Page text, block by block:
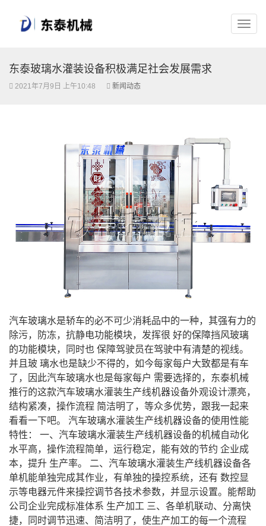
东泰玻璃水灌装设备积极满足社会发展需求
2021年7月9日 上午10:48 新闻动态
汽车玻璃水是轿车的必不可少消耗品中的一种，其强有力的
除污，防冻，抗静电功能模块，发挥很 好的保障挡风玻璃
的功能模块，同时也 保障驾驶员在驾驶中有清楚的视线。
并且玻 璃水也是缺少不得的，如今每家每户大致都是有车
了，因此汽车玻璃水也是每家每户 需要选择的，东泰机械
推行的这款汽车玻璃水灌装生产线机器设备外观设计漂亮，
结构紧凑，操作流程 简洁明了，等众多优势，跟我一起来
看看一下吧。 汽车玻璃水灌装生产线机器设备的使用性能
特性： 一、汽车玻璃水灌装生产线机器设备的机械自动化
水平高，操作流程简单，运行稳定，能有效的节约 企业成
本，提升 生产率。 二、汽车玻璃水灌装生产线机器设备各
单机能单独完成其作业，有单独的操控系统，还有 数控显
示等电器元件来操控调节各技术参数，并显示设置。能帮助
公司企业完成标准体系 生产加工 三、各单机联动、分离快
捷，同时调节迅速、简洁明了，使生产加工的每一个流程